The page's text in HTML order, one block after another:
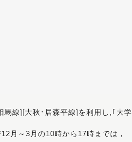
線][大秋･居森平線]を利用し,｢大学
月～3月の10時から17時までは，